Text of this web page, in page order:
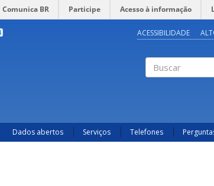
Comunica BR Participe Acesso à informação
ACESSIBILIDADE
Dados abertos Serviços Telefones